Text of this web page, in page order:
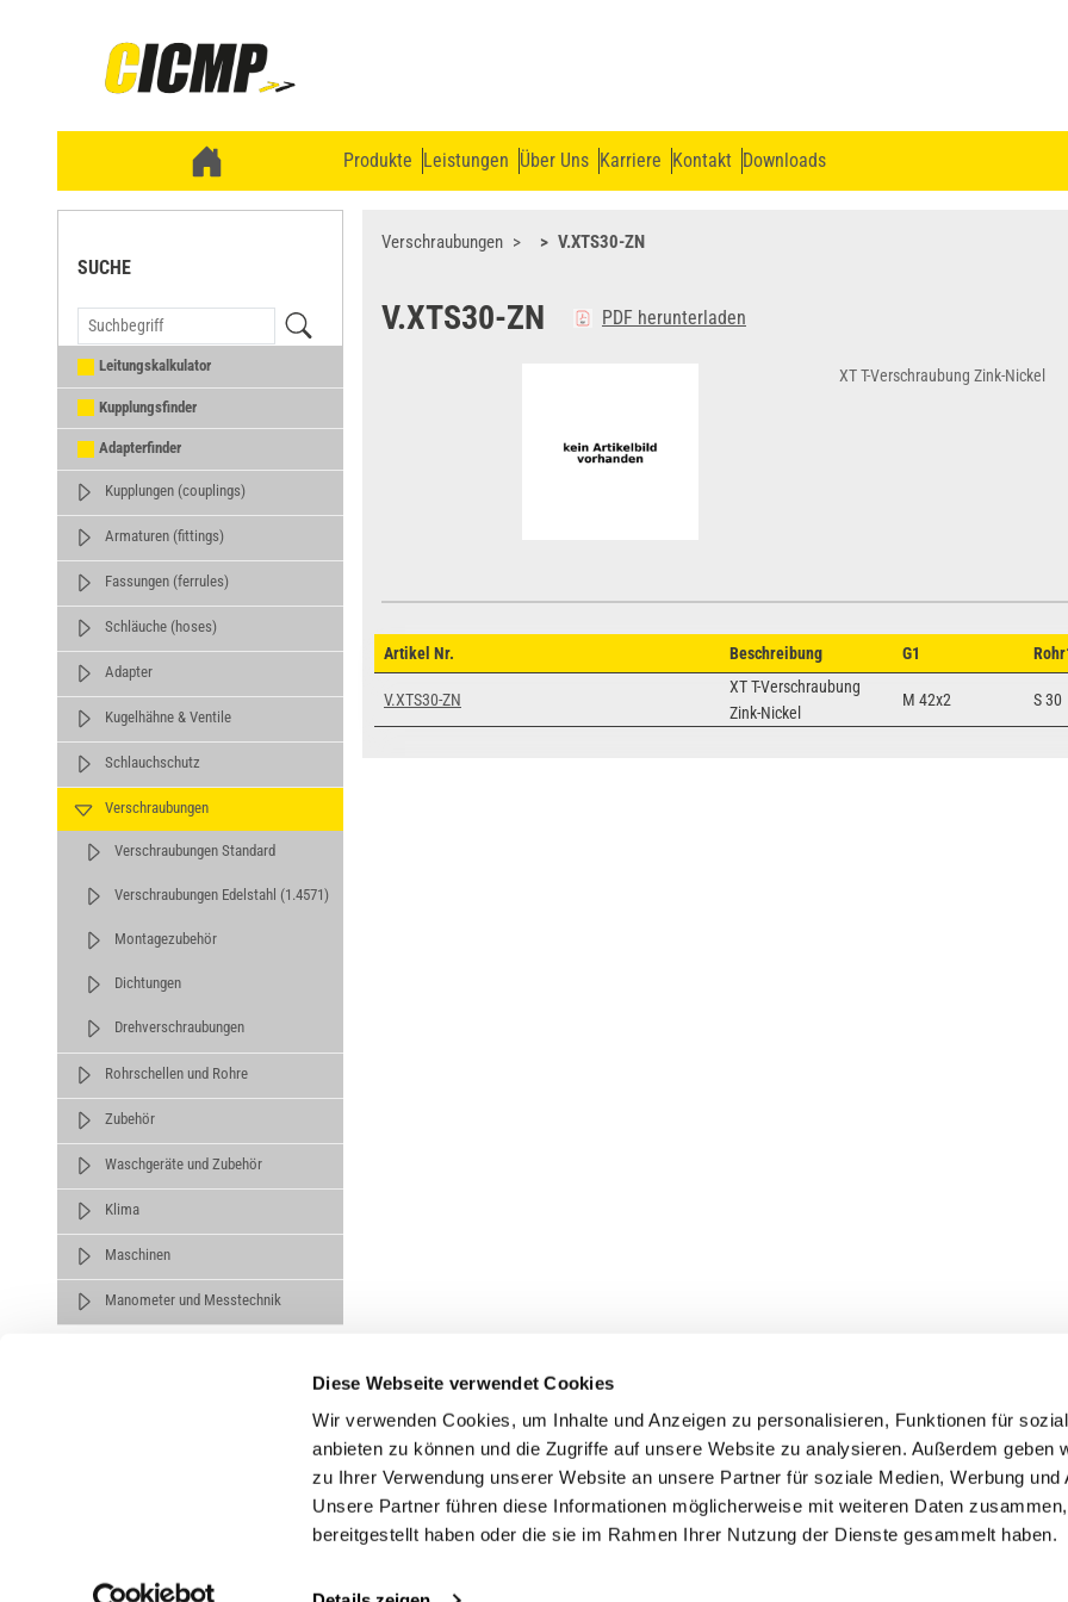
Diese Webseite verwendet Cookies
Wir verwenden Cookies, um Inhalte und Anzeigen zu personalisieren, Funktionen für
anbieten zu können und die Zugriffe auf unsere Website zu analysieren. Außerdem geben
zu Ihrer Verwendung unserer Website an unsere Partner für soziale Medien, Werbung und
Unsere Partner führen diese Informationen möglicherweise mit weiteren Daten
bereitgestellt haben oder die sie im Rahmen Ihrer Nutzung der Dienste gesammelt haben.
Produkte Leistungen Über Uns Karriere Kontakt Downloads
SUCHE
Leitungskalkulator
Kupplungsfinder
Adapterfinder
Kupplungen (couplings)
Armaturen (fittings)
Fassungen (ferrules)
Schläuche (hoses)
Adapter
Kugelhähne & Ventile
Schlauchschutz
Verschraubungen
Verschraubungen Standard
Verschraubungen Edelstahl (1.4571)
Montagezubehör
Dichtungen
Drehverschraubungen
Rohrschellen und Rohre
Zubehör
Waschgeräte und Zubehör
Klima
Maschinen
Manometer und Messtechnik
Verschraubungen V.XTS30-ZN
V.XTS30-ZN PDF herunterladen
XT T-Verschraubung Zink-Nickel
Artikel Nr. Beschreibung G1
V.XTS30-ZN
XT T-Verschraubung
Zink-Nickel
M 42x2 S 30
Unternehmen
Über uns
Service
Downloads
Kontakt
Tel.: (+43) 07221 63430